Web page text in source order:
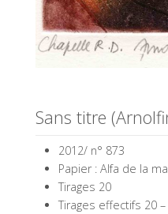
Sans titre
2012/ n° 873
Papier : Alfa de la
Tirages 20
Tirages effectifs 20